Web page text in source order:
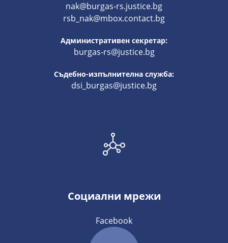
nak@burgas-rs.justice.bg
rsb_nak@mbox.contact.bg
Административен секретар:
burgas-rs@justice.bg
Съдебно-изпълнителна служба:
dsi_burgas@justice.bg
Социални мрежи
Facebook